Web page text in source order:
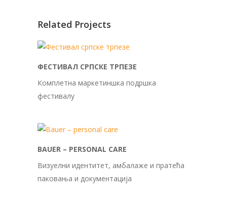
Related Projects
ФЕСТИВАЛ СРПСКЕ ТРПЕЗЕ
Комплетна маркетиншка подршка
фестивалу
BAUER – PERSONAL CARE
Визуелни идентитет, амбалаже и пратећа
паковања и документација